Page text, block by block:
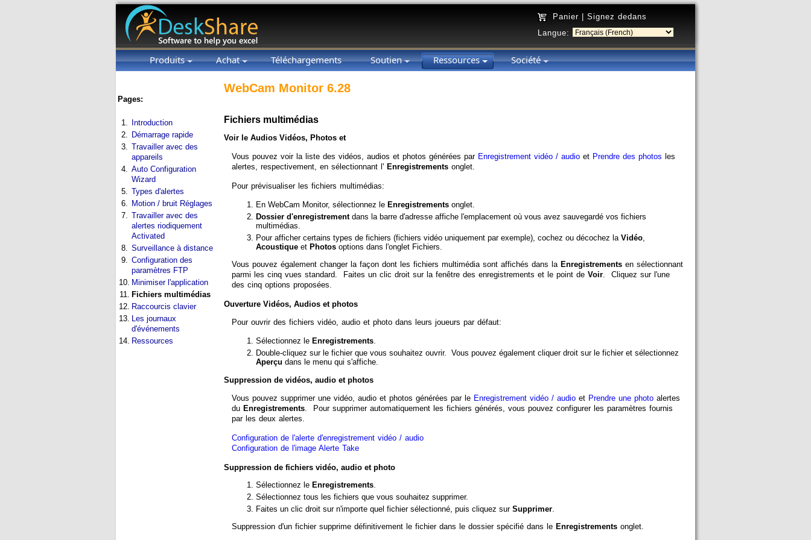
Panier
Signez dedans
Langue:
Produits Achat Téléchargements Soutien Ressources Société
Pages:
1.
Introduction
2. Démarrage rapide
3. Travailler avec des
appareils
4. Auto Configuration
Wizard
5. Types d'alertes
6. Motion / bruit Réglages
7. Travailler avec des
alertes riodiquement
Activated
8. Surveillance à distance
9. Configuration des
paramètres FTP
10. Minimiser l'application
11. Fichiers multimédias
12. Raccourcis clavier
13. Les journaux
d'événements
14. Ressources
WebCam Monitor 6.28
Fichiers multimédias
Voir le Audios Vidéos, Photos et
Vous pouvez voir la liste des vidéos, audios et photos générées par Enregistrement vidéo / audio et Prendre des photos les
alertes, respectivement, en sélectionnant l' Enregistrements onglet.
Pour prévisualiser les fichiers multimédias:
En WebCam Monitor, sélectionnez le Enregistrements onglet.
Dossier d'enregistrementdans la barre d'adresse affiche l'emplacement où vous avez sauvegardé vos fichiers
multimédias.
Pour afficher certains types de fichiers (fichiers vidéo uniquement par exemple), cochez ou décochez la Vidéo
Acoustique et Photos options dans l'onglet Fichiers.
Vous pouvez également changer la façon dont les fichiers multimédia sont affichés dans la Enregistrements en sélectionnant
parmi les cinq vues standard. Faites un clic droit sur la fenêtre des enregistrements et le point de Voir . Cliquez sur l'une
des cinq options proposées.
Ouverture Vidéos, Audios et photos
Pour ouvrir des fichiers vidéo, audio et photo dans leurs joueurs par défaut:
Sélectionnez le Enregistrements.
Double-cliquez sur le fichier que vous souhaitez ouvrir. Vous pouvez également cliquer droit sur le fichier et sélectionnez
Aperçu dans le menu qui s'affiche.
Suppression de vidéos, audio et photos
Vous pouvez supprimer une vidéo, audio et photos générées par le Enregistrement vidéo / audio et Prendre une photo alertes
du Enregistrements . Pour supprimer automatiquement les fichiers générés, vous pouvez configurer les paramètres fournis
par les deux alertes.
Configuration de l'alerte d'enregistrement vidéo / audio
Configuration de l'image Alerte Take
Suppression de fichiers vidéo, audio et photo
Sélectionnez le Enregistrements
Sélectionnez tous les fichiers que vous souhaitez supprimer.
Faites un clic droit sur n'importe quel fichier sélectionné, puis cliquez sur Supprimer
Suppression d'un fichier supprime définitivement le fichier dans le dossier spécifié dans le Enregistrements onglet.